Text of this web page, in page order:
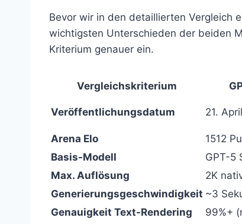
Bevor wir in den detaillierten Vergleich
wichtigsten Unterschieden der beiden
Kriterium genauer ein.
Vergleichskriterium
Veröffentlichungsdatum 21.
Arena Elo
1512
Basis-Modell
GPT-5
Max. Auflösung
2K
Generierungsgeschwindigkeit ~3
Genauigkeit Text-Rendering
99%+